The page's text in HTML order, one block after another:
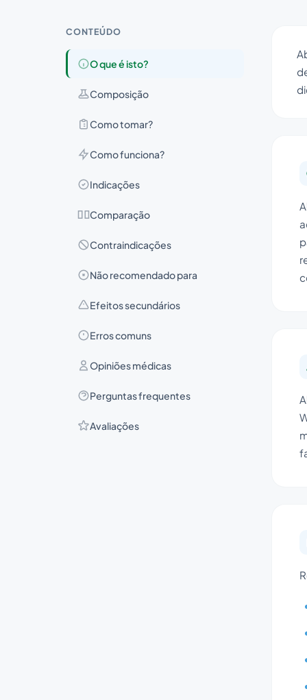
CONTEÚDO
O que é isto?
Composição
Como tomar?
Como funciona?
Indicações
Comparação
Contraindicações
Não recomendado para
Efeitos secundários
Erros comuns
Opiniões médicas
Perguntas frequentes
Avaliações